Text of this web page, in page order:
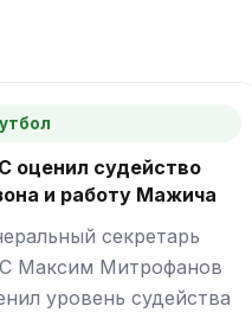
оценил судейство
и работу Мажича
секретарь
Максим Митрофанов
уровень судейства